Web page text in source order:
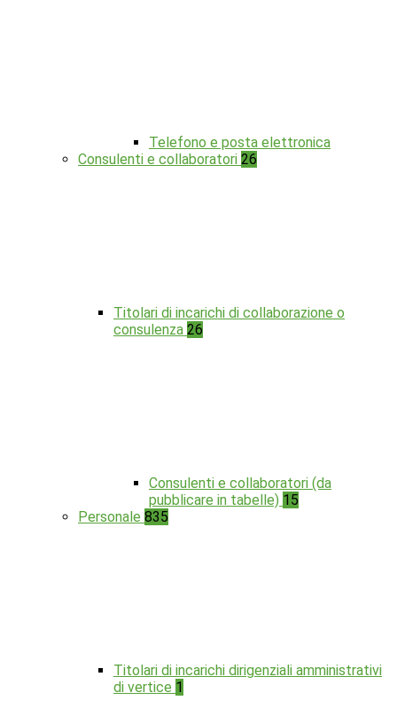
Telefono e posta elettronica
Consulenti e collaboratori 26
Titolari di incarichi di collaborazione o
consulenza 26
Consulenti e collaboratori (da
pubblicare in tabelle) 15
Personale 835
Titolari di incarichi dirigenziali amministrativi
di vertice 1